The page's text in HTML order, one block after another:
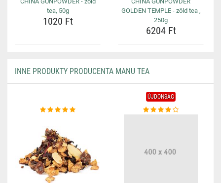
tea, 50g
1020 Ft
GOLDEN TEMPLE - zöld tea ,
250g
6204 Ft
INNE PRODUKTY PRODUCENTA MANU TEA
ÚJDONSÁG